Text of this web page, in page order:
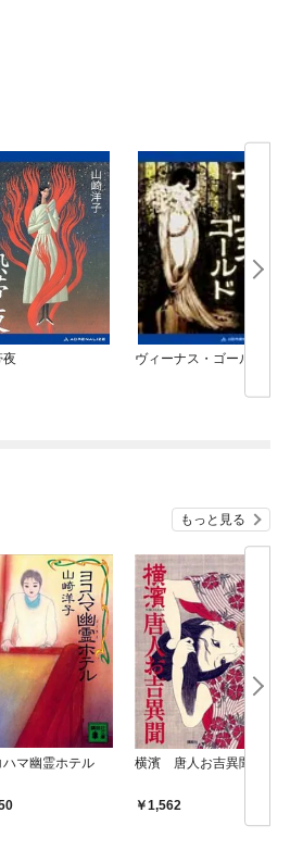
夜 ヴィーナス・ゴールド
もっと見る
ハマ幽霊ホテル 横濱 唐人お吉異聞
1,562